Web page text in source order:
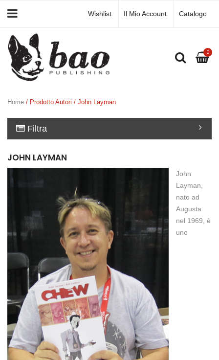
Wishlist Il Mio Account Catalogo
0
Home / Prodotto Autori / John Layman
Filtra
JOHN LAYMAN
John
Layman,
nato ad
Augusta
nel 1969, è
uno